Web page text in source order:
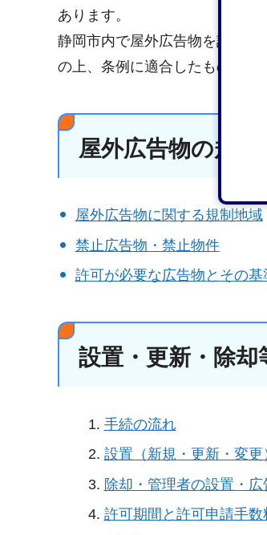
あります。
静岡市内で屋外広告物を設置す
の上、条例に適合したものとす
屋外広告物の規制
屋外広告物に関する規制地域
禁止広告物・禁止物件
許可が必要な広告物とその基
設置・更新・除却
手続の流れ
設置（新規・更新・変更
除却・管理者の設置・
許可期間と許可申請手数